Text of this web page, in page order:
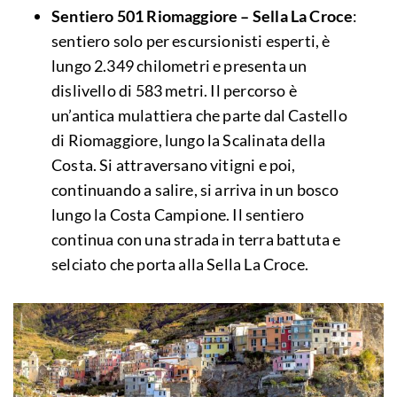
Sentiero 501 Riomaggiore – Sella La Croce:
sentiero solo per escursionisti esperti, è
lungo 2.349 chilometri e presenta un
dislivello di 583 metri. Il percorso è
un’antica mulattiera che parte dal Castello
di Riomaggiore, lungo la Scalinata della
Costa. Si attraversano vitigni e poi,
continuando a salire, si arriva in un bosco
lungo la Costa Campione. Il sentiero
continua con una strada in terra battuta e
selciato che porta alla Sella La Croce.